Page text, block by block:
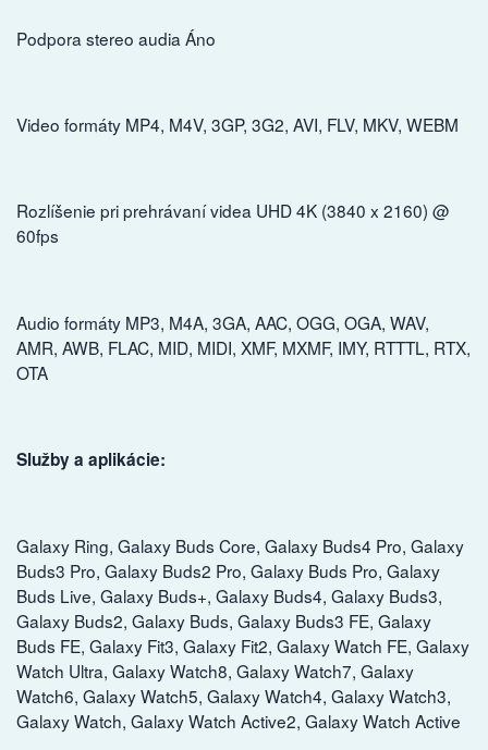
Podpora stereo audia Áno
Video formáty MP4, M4V, 3GP, 3G2, AVI, FLV, MKV, WEBM
Rozlíšenie pri prehrávaní videa UHD 4K (3840 x 2160) @
60fps
Audio formáty MP3, M4A, 3GA, AAC, OGG, OGA, WAV,
AMR, AWB, FLAC, MID, MIDI, XMF, MXMF, IMY, RTTTL, RTX,
OTA
Služby a aplikácie:
Galaxy Ring, Galaxy Buds Core, Galaxy Buds4 Pro, Galaxy
Buds3 Pro, Galaxy Buds2 Pro, Galaxy Buds Pro, Galaxy
Buds Live, Galaxy Buds+, Galaxy Buds4, Galaxy Buds3,
Galaxy Buds2, Galaxy Buds, Galaxy Buds3 FE, Galaxy
Buds FE, Galaxy Fit3, Galaxy Fit2, Galaxy Watch FE, Galaxy
Watch Ultra, Galaxy Watch8, Galaxy Watch7, Galaxy
Watch6, Galaxy Watch5, Galaxy Watch4, Galaxy Watch3,
Galaxy Watch, Galaxy Watch Active2, Galaxy Watch Active